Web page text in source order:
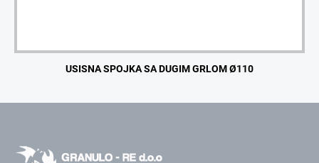
USISNA SPOJKA SA DUGIM GRLOM Ø110